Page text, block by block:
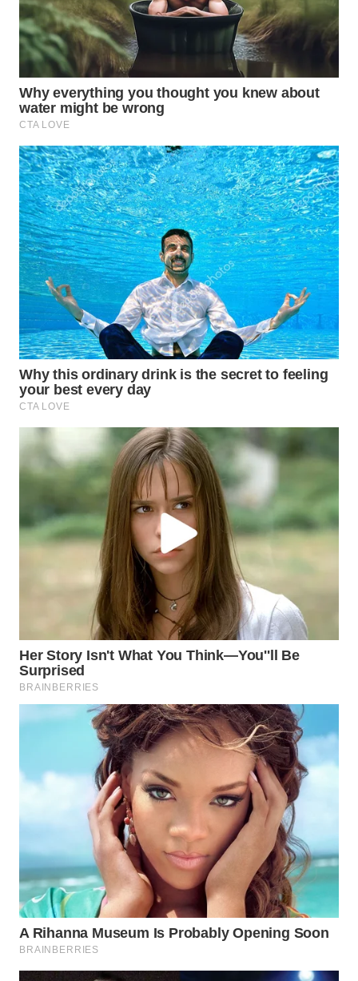
WN
DEPOK
WN
TAPANULI
UTARA
WN
SAMOSIR
WN
PADANG
LAWAS
WN
SUMEDANG
WN
CIANJUR
WN
WN
TANGERANG
WN
INDRAMAYU
WN
MAJALENGKA
WN
SUKABUMI
WN
PURWAKARTA